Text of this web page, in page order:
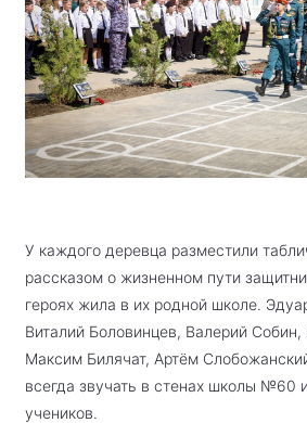
У каждого деревца разместили
рассказом о жизненном пути
героях жила в их родной школе.
Виталий Боловинцев, Валерий
Максим Билячат, Артём
всегда звучать в стенах школы №60
учеников.